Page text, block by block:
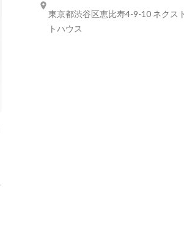
東京都渋谷区恵比寿4-9-10 ネクス
トハウス